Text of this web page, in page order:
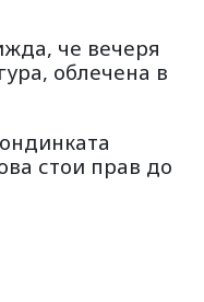
че вечеря
облечена в
стои прав до